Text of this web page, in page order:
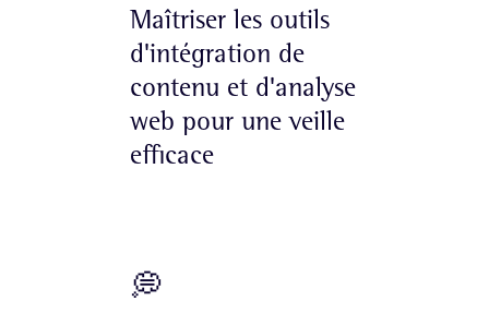
Maîtriser les outils
d'intégration de
contenu et d'analyse
web pour une veille
efficace
💭